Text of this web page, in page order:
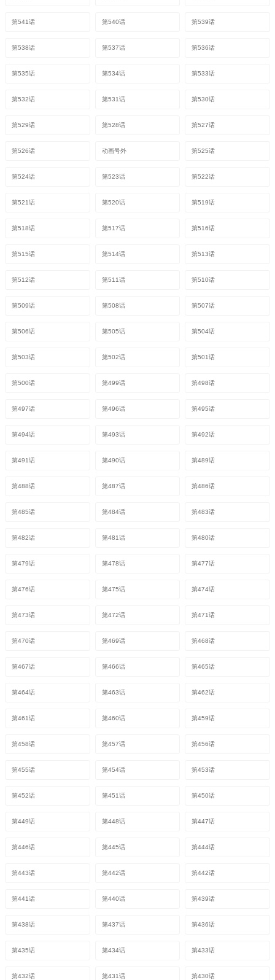
第541话 第540话 第539话
第538话 第537话 第536话
第535话 第534话 第533话
第532话 第531话 第530话
第529话 第528话 第527话
第526话 动画号外 第525话
第524话 第523话 第522话
第521话 第520话 第519话
第518话 第517话 第516话
第515话 第514话 第513话
第512话 第511话 第510话
第509话 第508话 第507话
第506话 第505话 第504话
第503话 第502话 第501话
第500话 第499话 第498话
第497话 第496话 第495话
第494话 第493话 第492话
第491话 第490话 第489话
第488话 第487话 第486话
第485话 第484话 第483话
第482话 第481话 第480话
第479话 第478话 第477话
第476话 第475话 第474话
第473话 第472话 第471话
第470话 第469话 第468话
第467话 第466话 第465话
第464话 第463话 第462话
第461话 第460话 第459话
第458话 第457话 第456话
第455话 第454话 第453话
第452话 第451话 第450话
第449话 第448话 第447话
第446话 第445话 第444话
第443话 第442话 第442话
第441话 第440话 第439话
第438话 第437话 第436话
第435话 第434话 第433话
第432话 第431话 第430话